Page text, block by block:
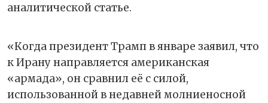
аналитической статье.
«Когда президент Трамп в январе заявил, что
к Ирану направляется американская
«армада», он сравнил её с силой,
использованной в недавней молниеносной